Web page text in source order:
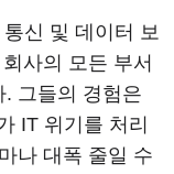
신 및 데이터 보
회사의 모든 부서
그들의 경험은
IT 위기를 처리
나 대폭 줄일 수